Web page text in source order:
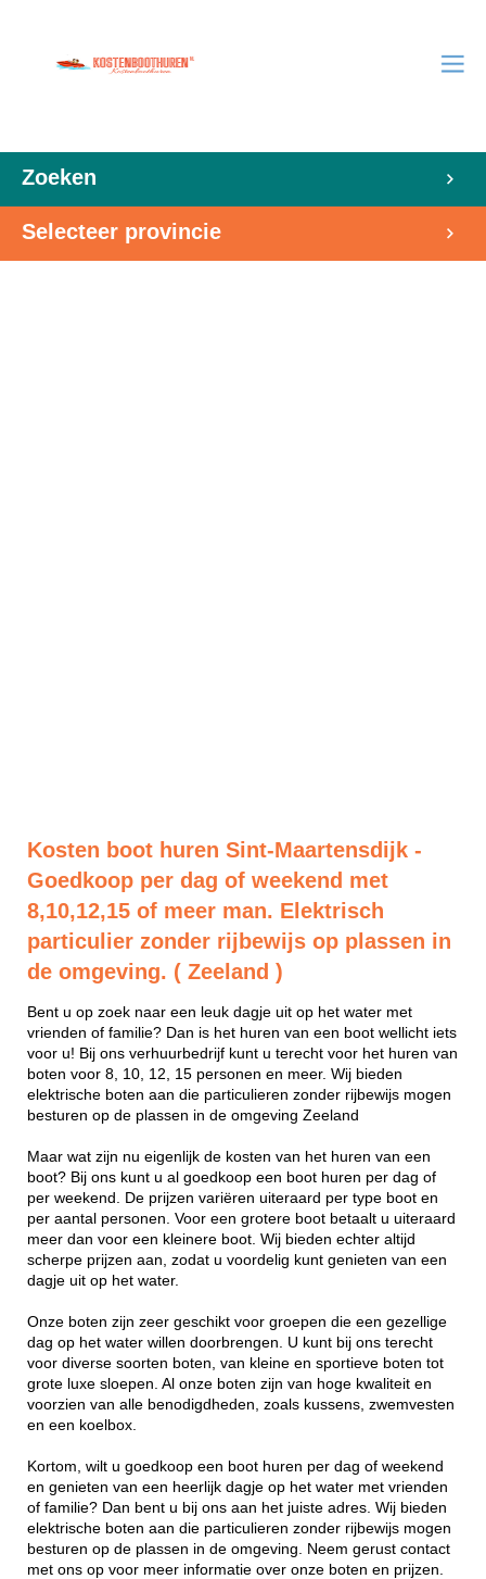
Zoeken
Selecteer provincie
Kosten boot huren Sint-Maartensdijk -
Goedkoop per dag of weekend met
8,10,12,15 of meer man. Elektrisch
particulier zonder rijbewijs op plassen in
de omgeving. ( Zeeland )
Bent u op zoek naar een leuk dagje uit op het water met
vrienden of familie? Dan is het huren van een boot wellicht iets
voor u! Bij ons verhuurbedrijf kunt u terecht voor het huren van
boten voor 8, 10, 12, 15 personen en meer. Wij bieden
elektrische boten aan die particulieren zonder rijbewijs mogen
besturen op de plassen in de omgeving Zeeland
Maar wat zijn nu eigenlijk de kosten van het huren van een
boot? Bij ons kunt u al goedkoop een boot huren per dag of
per weekend. De prijzen variëren uiteraard per type boot en
per aantal personen. Voor een grotere boot betaalt u uiteraard
meer dan voor een kleinere boot. Wij bieden echter altijd
scherpe prijzen aan, zodat u voordelig kunt genieten van een
dagje uit op het water.
Onze boten zijn zeer geschikt voor groepen die een gezellige
dag op het water willen doorbrengen. U kunt bij ons terecht
voor diverse soorten boten, van kleine en sportieve boten tot
grote luxe sloepen. Al onze boten zijn van hoge kwaliteit en
voorzien van alle benodigdheden, zoals kussens, zwemvesten
en een koelbox.
Kortom, wilt u goedkoop een boot huren per dag of weekend
en genieten van een heerlijk dagje op het water met vrienden
of familie? Dan bent u bij ons aan het juiste adres. Wij bieden
elektrische boten aan die particulieren zonder rijbewijs mogen
besturen op de plassen in de omgeving. Neem gerust contact
met ons op voor meer informatie over onze boten en prijzen.